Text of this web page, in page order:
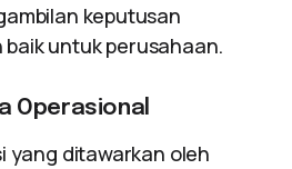
keputusan
untuk perusahaan.
Operasional
yang ditawarkan oleh